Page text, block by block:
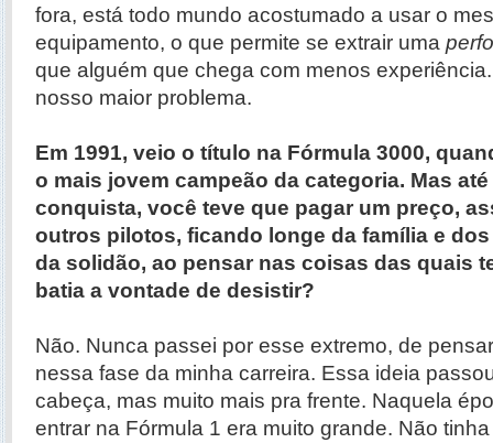
fora, está todo mundo acostumado a usar o
equipamento, o que permite se extrair uma
que alguém que chega com menos
nosso maior problema.
Em 1991, veio o título na Fórmula 3000,
o mais jovem campeão da categoria. Mas
conquista, você teve que pagar um preço,
outros pilotos, ficando longe da família e
da solidão, ao pensar nas coisas das quais
batia a vontade de desistir?
Não. Nunca passei por esse extremo, de
nessa fase da minha carreira. Essa ideia
cabeça, mas muito mais pra frente. Naquela
entrar na Fórmula 1 era muito grande. Não